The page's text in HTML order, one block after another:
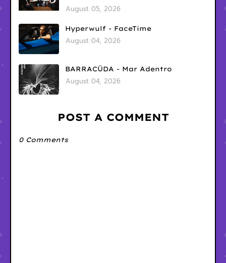
August 05, 2026
Hyperwulf - FaceTime
August 04, 2026
BARRACÜDA - Mar Adentro
August 04, 2026
POST A COMMENT
0 Comments